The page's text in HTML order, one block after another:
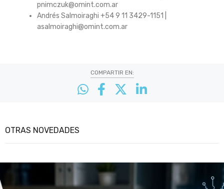
pnimczuk@omint.com.ar
Andrés Salmoiraghi +54 9 11 3429-1151 |
asalmoiraghi@omint.com.ar
COMPARTIR EN:
OTRAS NOVEDADES